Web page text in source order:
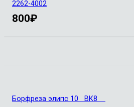
2262-4002
800₽
Борфреза элипс 10 ВК8